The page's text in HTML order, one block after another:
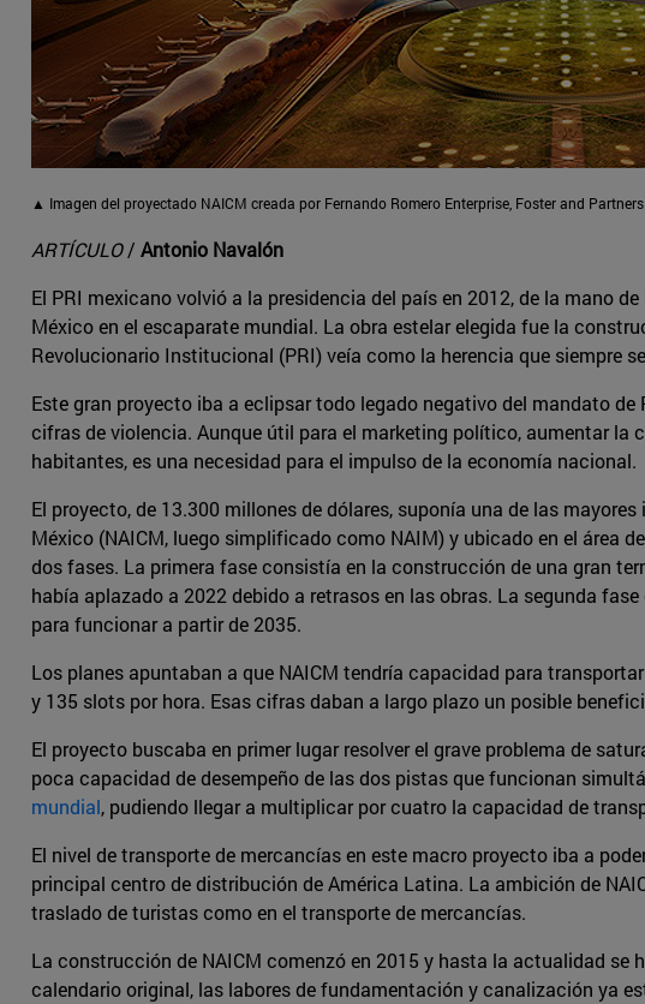
▲ Imagen del proyectado NAICM creada por Fernando Romero Enterprise, Foster and Partners
ARTÍCULO/ Antonio Navalón
El PRI mexicano volvió a la presidencia del país en 2012, de la mano
México en el escaparate mundial. La obra estelar elegida fue la
Revolucionario Institucional (PRI) veía como la herencia que siempre
Este gran proyecto iba a eclipsar todo legado negativo del mandato
cifras de violencia. Aunque útil para el marketing político, aumentar la
habitantes, es una necesidad para el impulso de la economía nacional.
El proyecto, de 13.300 millones de dólares, suponía una de las
México (NAICM, luego simplificado como NAIM) y ubicado en el área
dos fases. La primera fase consistía en la construcción de una gran
había aplazado a 2022 debido a retrasos en las obras. La segunda
para funcionar a partir de 2035.
Los planes apuntaban a que NAICM tendría capacidad para
y 135 slots por hora. Esas cifras daban a largo plazo un posible
El proyecto buscaba en primer lugar resolver el grave problema de
poca capacidad de desempeño de las dos pistas que funcionan
mundial, pudiendo llegar a multiplicar por cuatro la capacidad de
El nivel de transporte de mercancías en este macro proyecto iba a
principal centro de distribución de América Latina. La ambición de
traslado de turistas como en el transporte de mercancías.
La construcción de NAICM comenzó en 2015 y hasta la actualidad se
calendario original, las labores de fundamentación y canalización ya